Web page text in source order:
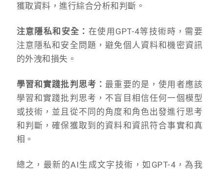
獲取資料，進行綜合分析和判斷。
注意隱私和安全： 在使用GPT-4等技術時，需要
注意隱私和安全問題，避免個人資料和機密資訊
的外洩和損失。
學習和實踐批判思考： 最重要的是，使用者應該
學習和實踐批判思考，不盲目相信任何一個模型
或技術，並且從不同的角度和角色出發進行思考
和判斷，確保獲取到的資料和資訊符合事實和真
相。
總之，最新的AI生成文字技術，如GPT-4，為我